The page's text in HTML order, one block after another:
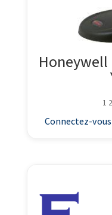
Honeywell
1
Connectez-